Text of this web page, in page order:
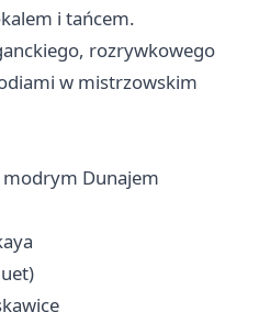
i tańcem.
rozrywkowego
w mistrzowskim
modrym Dunajem